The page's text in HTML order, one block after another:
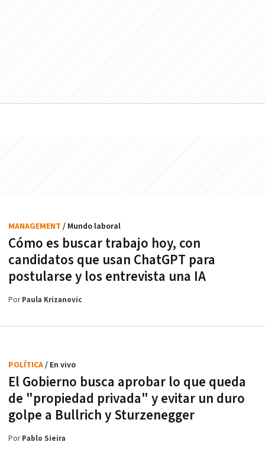
Cómo es buscar trabajo hoy, con
candidatos que usan ChatGPT para
postularse y los entrevista una IA
MANAGEMENT / Mundo laboral
PorPaula Krizanovic
El Gobierno busca aprobar lo que queda
de "propiedad privada" y evitar un duro
golpe a Bullrich y Sturzenegger
POLÍTICA/ En vivo
PorPablo Sieira